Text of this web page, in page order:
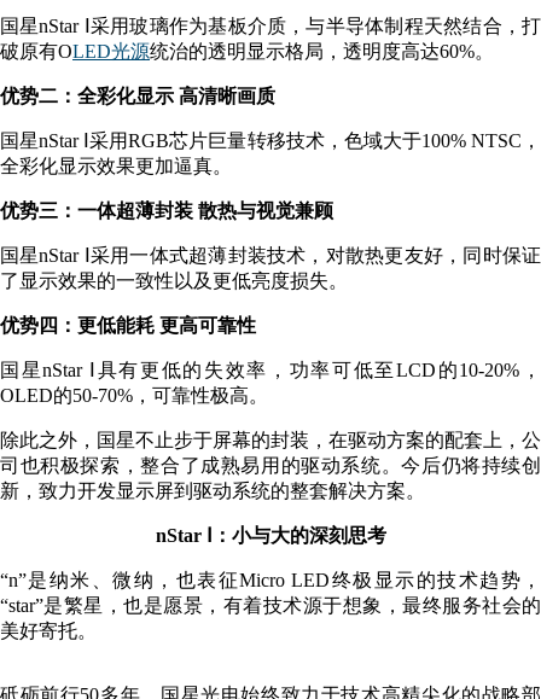
国星nStar Ⅰ采用玻璃作为基板介质，与半导体制程天然结合，打
破原有OLED光源统治的透明显示格局，透明度高达60%。
优势二：全彩化显示 高清晰画质
国星nStar Ⅰ采用RGB芯片巨量转移技术，色域大于100% NTSC，
全彩化显示效果更加逼真。
优势三：一体超薄封装 散热与视觉兼顾
国星nStar Ⅰ采用一体式超薄封装技术，对散热更友好，同时保证
了显示效果的一致性以及更低亮度损失。
优势四：更低能耗 更高可靠性
国星nStar Ⅰ具有更低的失效率，功率可低至LCD的10-20%，
OLED的50-70%，可靠性极高。
除此之外，国星不止步于屏幕的封装，在驱动方案的配套上，公
司也积极探索，整合了成熟易用的驱动系统。今后仍将持续创
新，致力开发显示屏到驱动系统的整套解决方案。
nStar Ⅰ：小与大的深刻思考
“n”是纳米、微纳，也表征Micro LED终极显示的技术趋势，
“star”是繁星，也是愿景，有着技术源于想象，最终服务社会的
美好寄托。
砥砺前行50多年，国星光电始终致力于技术高精尖化的战略部